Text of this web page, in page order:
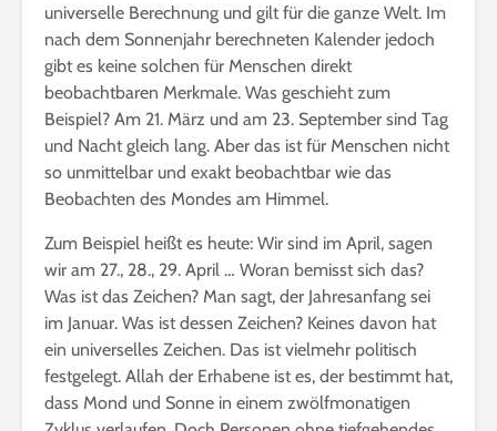
universelle Berechnung und gilt für die ganze Welt. Im
nach dem Sonnenjahr berechneten Kalender jedoch
gibt es keine solchen für Menschen direkt
beobachtbaren Merkmale. Was geschieht zum
Beispiel? Am 21. März und am 23. September sind Tag
und Nacht gleich lang. Aber das ist für Menschen nicht
so unmittelbar und exakt beobachtbar wie das
Beobachten des Mondes am Himmel.
Zum Beispiel heißt es heute: Wir sind im April, sagen
wir am 27., 28., 29. April … Woran bemisst sich das?
Was ist das Zeichen? Man sagt, der Jahresanfang sei
im Januar. Was ist dessen Zeichen? Keines davon hat
ein universelles Zeichen. Das ist vielmehr politisch
festgelegt. Allah der Erhabene ist es, der bestimmt hat,
dass Mond und Sonne in einem zwölfmonatigen